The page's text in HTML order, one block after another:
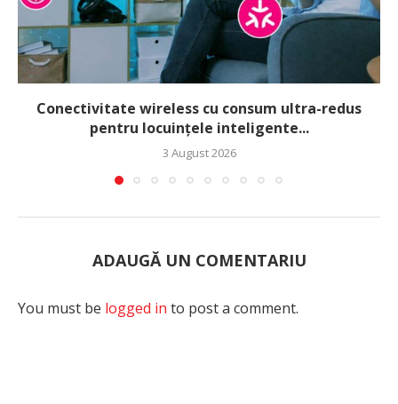
Conectivitate wireless cu consum ultra-redus
pentru locuințele inteligente...
3 August 2026
ADAUGĂ UN COMENTARIU
You must be logged in to post a comment.